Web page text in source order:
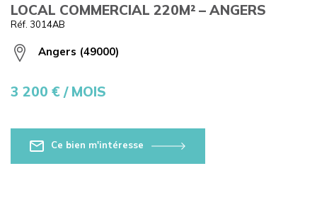
LOCAL COMMERCIAL 220M² – ANGERS
Réf. 3014AB
Angers (49000)
3 200 € / MOIS
Ce bien m'intéresse